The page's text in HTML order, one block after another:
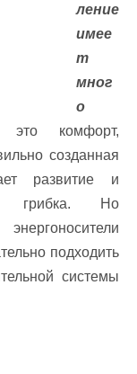
ление
имее
т
мног
о
комфорт,
созданная
развитие и
грибка. Но
подходить
системы